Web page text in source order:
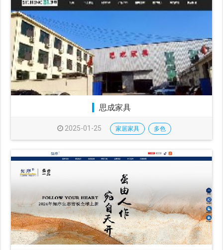
思成家具
2025-01-25 家居家具 多色